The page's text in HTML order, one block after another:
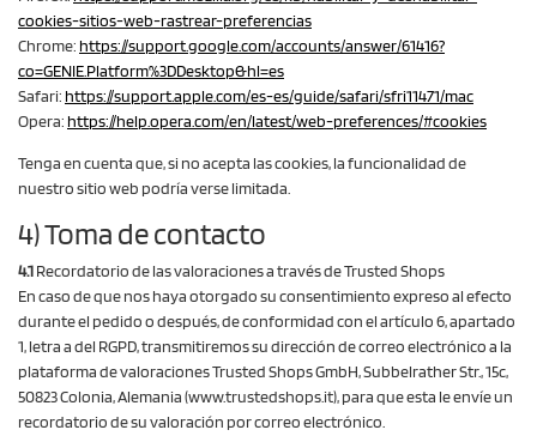
cookies-sitios-web-rastrear-preferencias
Chrome: https://support.google.com/accounts/answer/61416?
co=GENIE.Platform%3DDesktop&hl=es
Safari: https://support.apple.com/es-es/guide/safari/sfri11471/mac
Opera: https://help.opera.com/en/latest/web-preferences/#cookies
Tenga en cuenta que, si no acepta las cookies, la funcionalidad de
nuestro sitio web podría verse limitada.
4) Toma de contacto
4.1Recordatorio de las valoraciones a través de Trusted Shops
En caso de que nos haya otorgado su consentimiento expreso al efecto
durante el pedido o después, de conformidad con el artículo 6, apartado
1, letra a del RGPD, transmitiremos su dirección de correo electrónico a la
plataforma de valoraciones Trusted Shops GmbH, Subbelrather Str., 15c,
50823 Colonia, Alemania (www.trustedshops.it), para que esta le envíe un
recordatorio de su valoración por correo electrónico.